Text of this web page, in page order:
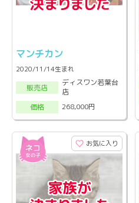
マンチカン
2020/11/14生まれ
販売店
ディスワン若葉台
店
価格
268,000円
お気に入り